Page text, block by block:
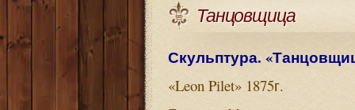
Танцовщица
Скульптура.
«Leon Pilet» 1875г.